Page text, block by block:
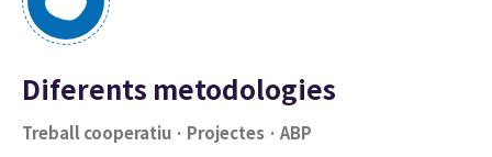
Diferents metodologies
Treball cooperatiu · Projectes · ABP